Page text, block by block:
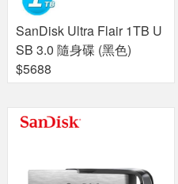
SanDisk Ultra Flair 1TB U
SB 3.0 隨身碟 (黑色)
$5688